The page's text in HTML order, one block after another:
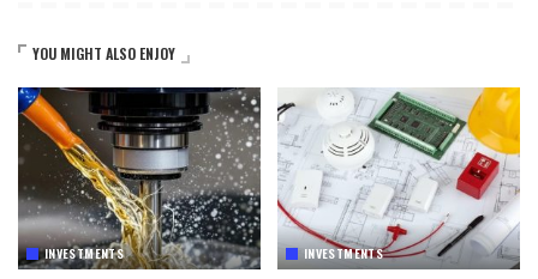
YOU MIGHT ALSO ENJOY
INVESTMENTS INVESTMENTS